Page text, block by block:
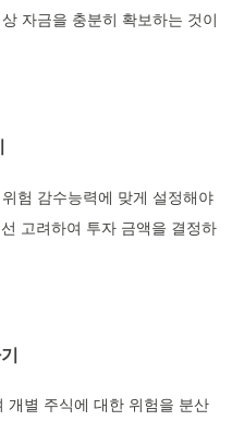
자금을 충분히 확보하는 것이
험 감수능력에 맞게 설정해야
고려하여 투자 금액을 결정하
개별 주식에 대한 위험을 분산